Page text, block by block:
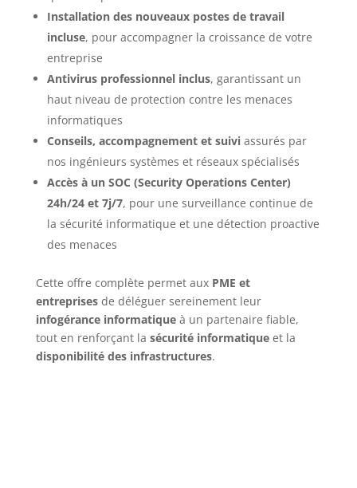
Installation des nouveaux postes de travail
incluse, pour accompagner la croissance de votre
entreprise
Antivirus professionnel inclus, garantissant un
haut niveau de protection contre les menaces
informatiques
Conseils, accompagnement et suiviassurés par
nos ingénieurs systèmes et réseaux spécialisés
Accès à un SOC (Security Operations Center)
24h/24 et 7j/7, pour une surveillance continue de
la sécurité informatique et une détection proactive
des menaces
Cette offre complète permet aux PME et
entreprisesde déléguer sereinement leur
infogérance informatiqueà un partenaire fiable,
tout en renforçant la sécurité informatiqueet la
disponibilité des infrastructures.